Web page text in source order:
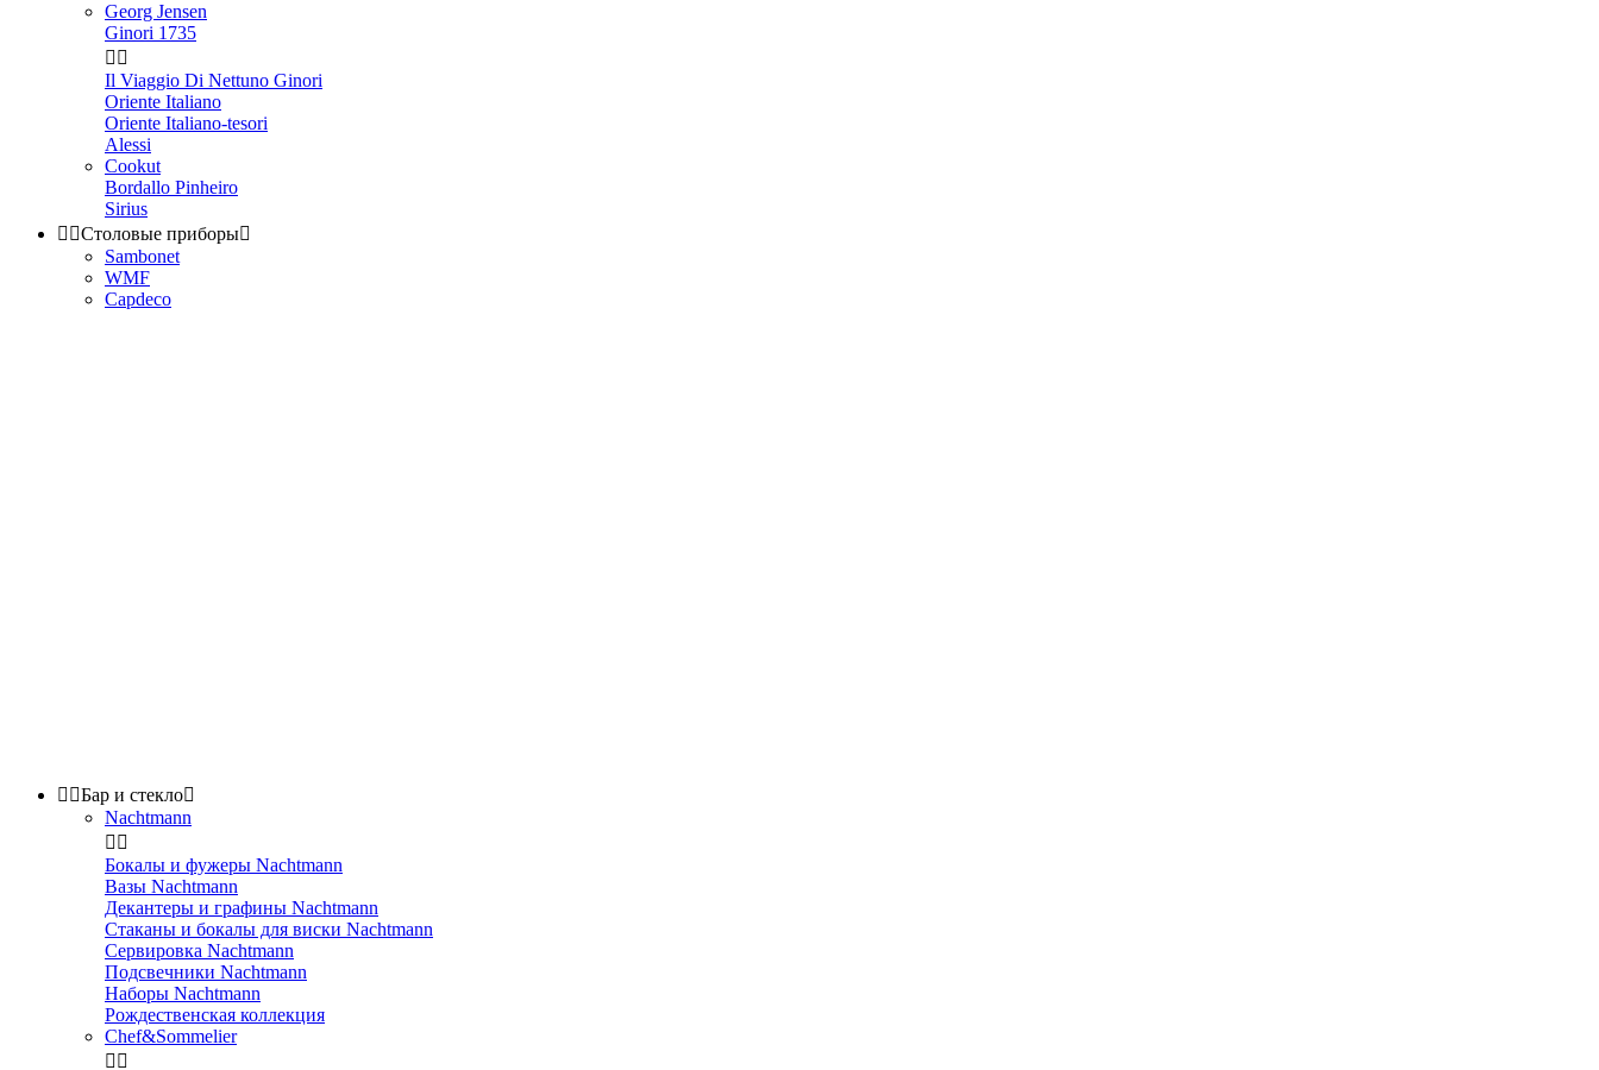
Georg Jensen
Ginori 1735
 
Il Viaggio Di Nettuno Ginori
Oriente Italiano
Oriente Italiano-tesori
Alessi
Cookut
Bordallo Pinheiro
Sirius
 Столовые приборы
Sambonet
WMF
Capdeco
 Бар и стекло
Nachtmann
 
Бокалы и фужеры Nachtmann
Вазы Nachtmann
Декантеры и графины Nachtmann
Стаканы и бокалы для виски Nachtmann
Сервировка Nachtmann
Подсвечники Nachtmann
Наборы Nachtmann
Рождественская коллекция
Chef&Sommelier
 